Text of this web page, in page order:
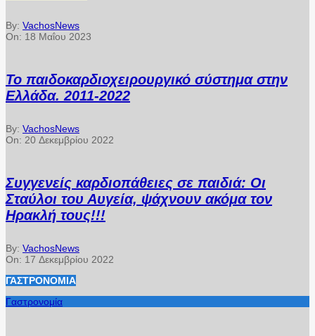
By: VachosNews
On: 18 Μαΐου 2023
Το παιδοκαρδιοχειρουργικό σύστημα στην
Ελλάδα. 2011-2022
By: VachosNews
On: 20 Δεκεμβρίου 2022
Συγγενείς καρδιοπάθειες σε παιδιά: Οι
Σταύλοι του Αυγεία, ψάχνουν ακόμα τον
Ηρακλή τους!!!
By: VachosNews
On: 17 Δεκεμβρίου 2022
ΓΑΣΤΡΟΝΟΜΊΑ
Γαστρονομία